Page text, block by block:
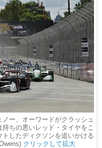
ー、オーワードがクラッシュ
ちの悪いレッド・タイヤをこ
したディクソンを追いかける
クリックして拡大